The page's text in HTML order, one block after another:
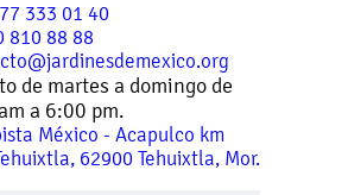
333 01 40
810 88 88
de martes a domingo de
a 6:00 pm.
México - Acapulco km
62900 Tehuixtla, Mor.